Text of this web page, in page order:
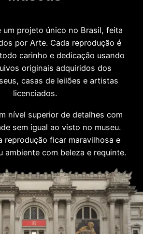
um projeto único no Brasil, feita
por Arte. Cada reprodução é
carinho e dedicação usando
originais adquiridos dos
casas de leilões e artistas
licenciados.
nível superior de detalhes com
sem igual ao visto no museu.
reprodução ficar maravilhosa e
ambiente com beleza e requinte.